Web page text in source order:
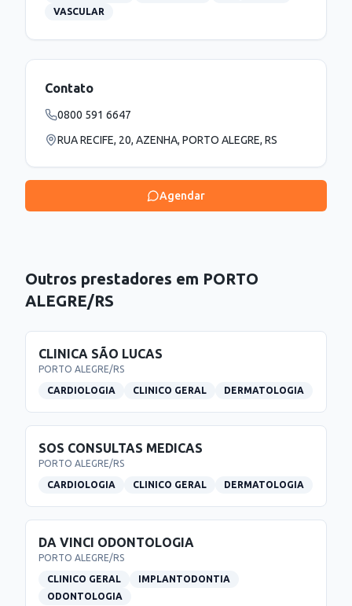
VASCULAR
Contato
0800 591 6647
RUA RECIFE, 20, AZENHA, PORTO ALEGRE, RS
Agendar
Outros prestadores em PORTO
ALEGRE/RS
CLINICA SÃO LUCAS
PORTO ALEGRE/RS
CARDIOLOGIA CLINICO GERAL DERMATOLOGIA
SOS CONSULTAS MEDICAS
PORTO ALEGRE/RS
CARDIOLOGIA CLINICO GERAL DERMATOLOGIA
DA VINCI ODONTOLOGIA
PORTO ALEGRE/RS
CLINICO GERAL
IMPLANTODONTIA
ODONTOLOGIA